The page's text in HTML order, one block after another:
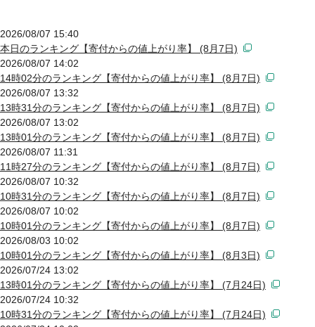
2026/08/07 15:40
本日のランキング【寄付からの値上がり率】 (8月7日)
2026/08/07 14:02
14時02分のランキング【寄付からの値上がり率】 (8月7日)
2026/08/07 13:32
13時31分のランキング【寄付からの値上がり率】 (8月7日)
2026/08/07 13:02
13時01分のランキング【寄付からの値上がり率】 (8月7日)
2026/08/07 11:31
11時27分のランキング【寄付からの値上がり率】 (8月7日)
2026/08/07 10:32
10時31分のランキング【寄付からの値上がり率】 (8月7日)
2026/08/07 10:02
10時01分のランキング【寄付からの値上がり率】 (8月7日)
2026/08/03 10:02
10時01分のランキング【寄付からの値上がり率】 (8月3日)
2026/07/24 13:02
13時01分のランキング【寄付からの値上がり率】 (7月24日)
2026/07/24 10:32
10時31分のランキング【寄付からの値上がり率】 (7月24日)